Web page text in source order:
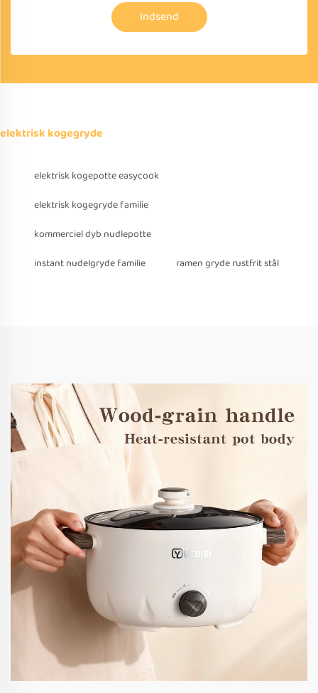
Indsend
elektrisk kogegryde
elektrisk kogepotte easycook
elektrisk kogegryde familie
kommerciel dyb nudlepotte
instant nudelgryde familie
ramen gryde rustfrit stål